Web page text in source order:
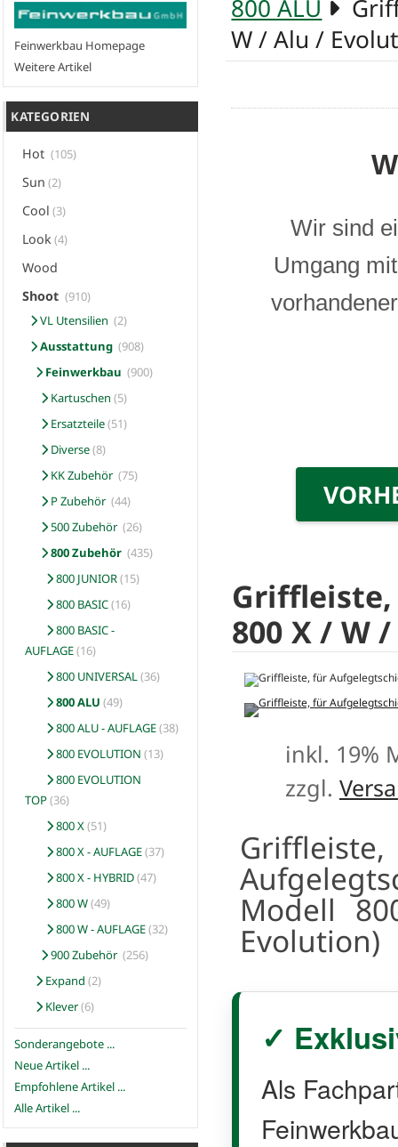
Feinwerkbau Homepage
Weitere Artikel
KATEGORIEN
Hot (105)
Sun (2)
Cool (3)
Look(4)
Wood
Shoot (910)
VL Utensilien (2)
Ausstattung (908)
Feinwerkbau (900)
Kartuschen (5)
Ersatzteile(51)
Diverse(8)
KK Zubehör (75)
P Zubehör (44)
500 Zubehör (26)
800 Zubehör (435)
800 JUNIOR(15)
800 BASIC(16)
800 BASIC -
AUFLAGE(16)
800 UNIVERSAL(36)
800 ALU (49)
800 ALU - AUFLAGE(38)
800 EVOLUTION (13)
800 EVOLUTION
TOP(36)
800 X(51)
800 X - AUFLAGE(37)
800 X - HYBRID(47)
800 W(49)
800 W - AUFLAGE(32)
900 Zubehör (256)
Expand (2)
Klever(6)
Sonderangebote ...
Neue Artikel ...
Empfohlene Artikel ...
Alle Artikel ...
800 ALU
W / Alu /
Wir sind
Umgang
800 X / W
inkl. 19%
zzgl.
Modell
Evolution)
✓
Als